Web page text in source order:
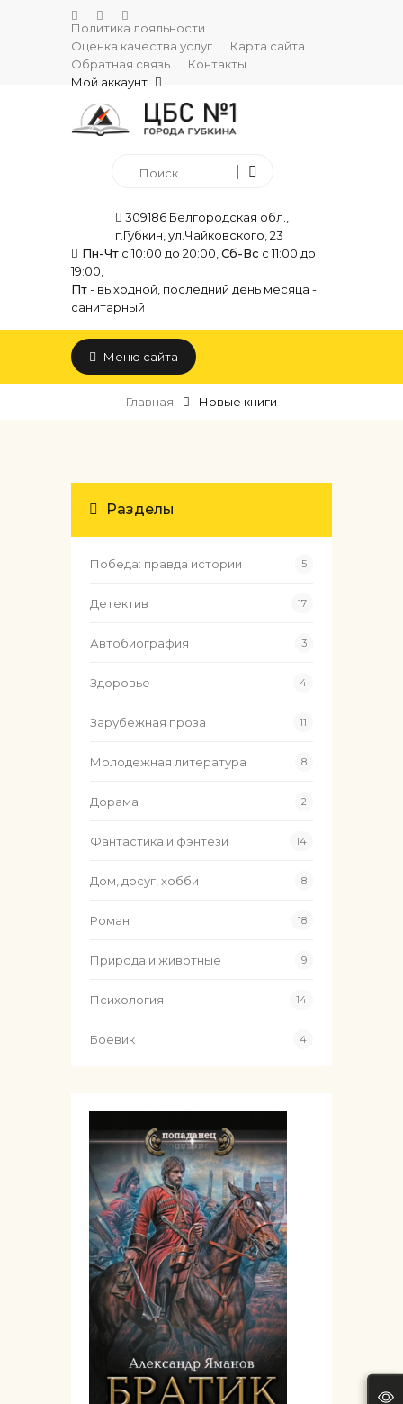
Политика лояльности
Оценка качества услуг
Карта сайта
Обратная связь
Контакты
Мой аккаунт
309186 Белгородская обл.,
г.Губкин, ул.Чайковского, 23
Пн-Чт с 10:00 до 20:00, Сб-Вс с 11:00 до
19:00,
Пт- выходной, последний день месяца -
санитарный
Меню сайта
Главная Новые книги
Разделы
Победа: правда истории 5
Детектив 17
Автобиография 3
Здоровье 4
Зарубежная проза 11
Молодежная литература 8
Дорама 2
Фантастика и фэнтези 14
Дом, досуг, хобби 8
Роман 18
Природа и животные 9
Психология 14
Боевик 4